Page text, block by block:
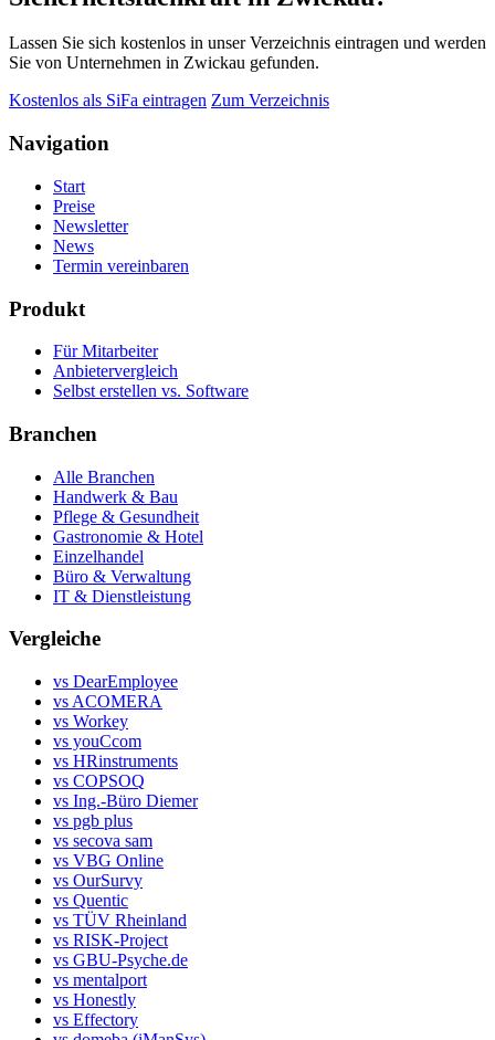
Lassen Sie sich kostenlos in unser Verzeichnis eintragen und werden
Sie von Unternehmen in Zwickau gefunden.
Kostenlos als SiFa eintragen Zum Verzeichnis
Navigation
Start
Preise
Newsletter
News
Termin vereinbaren
Produkt
Für Mitarbeiter
Anbietervergleich
Selbst erstellen vs. Software
Branchen
Alle Branchen
Handwerk & Bau
Pflege & Gesundheit
Gastronomie & Hotel
Einzelhandel
Büro & Verwaltung
IT & Dienstleistung
Vergleiche
vs DearEmployee
vs ACOMERA
vs Workey
vs youCcom
vs HRinstruments
vs COPSOQ
vs Ing.-Büro Diemer
vs pgb plus
vs secova sam
vs VBG Online
vs OurSurvy
vs Quentic
vs TÜV Rheinland
vs RISK-Project
vs GBU-Psyche.de
vs mentalport
vs Honestly
vs Effectory